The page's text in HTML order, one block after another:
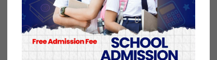
त्यसकारण यसलाई (सामन्तकुमार गोयलको भ्रमण) ठूलो
विषय बनाउनु पर्दैन ।’